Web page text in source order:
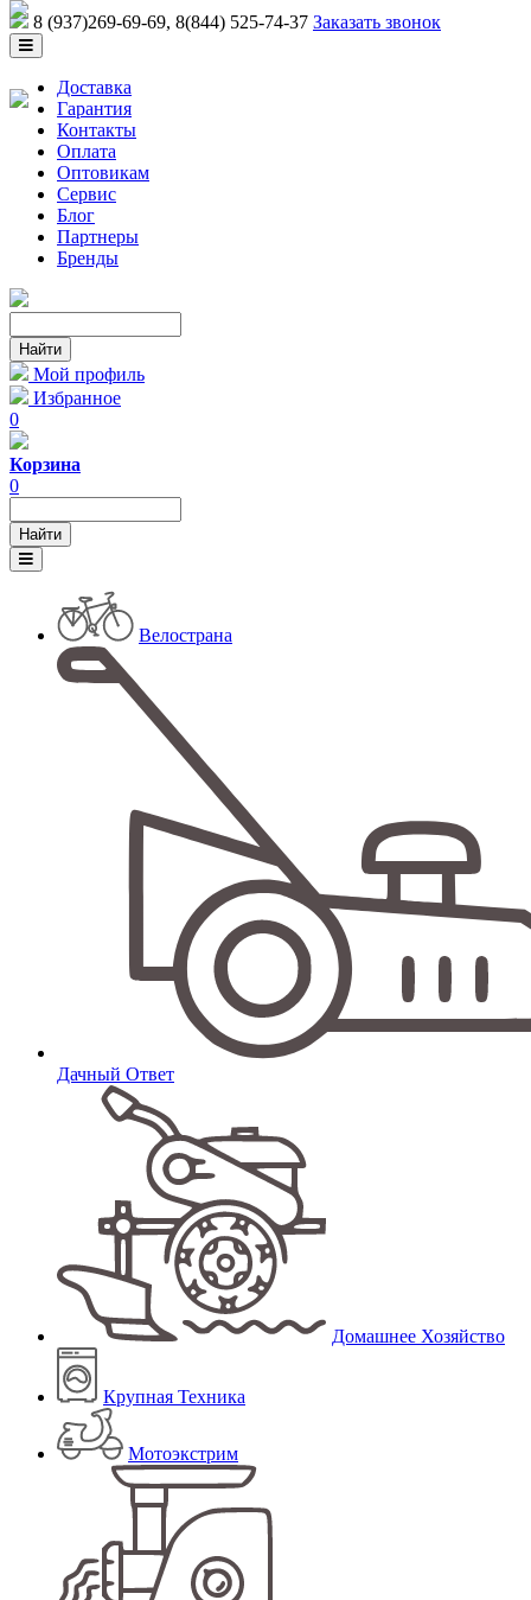
8 (937)269-69-69, 8(844) 525-74-37 Заказать звонок
Доставка
Гарантия
Контакты
Оплата
Оптовикам
Сервис
Блог
Партнеры
Бренды
Мой профиль
Избранное
0
Корзина
0
Велострана
Дачный Ответ
Домашнее Хозяйство
Крупная Техника
Мотоэкстрим